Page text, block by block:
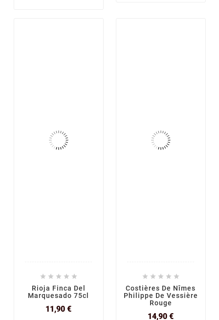
    
Rioja Finca Del
Marquesado 75cl
11,90 €Prix
    
Costières De Nîmes
Philippe De Vessière
Rouge
14,90 €Prix